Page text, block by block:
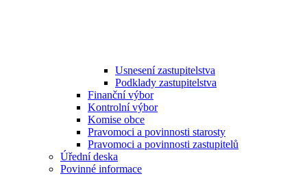
Usnesení zastupitelstva
Podklady zastupitelstva
Finanční výbor
Kontrolní výbor
Komise obce
Pravomoci a povinnosti starosty
Pravomoci a povinnosti zastupitelů
Úřední deska
Povinné informace